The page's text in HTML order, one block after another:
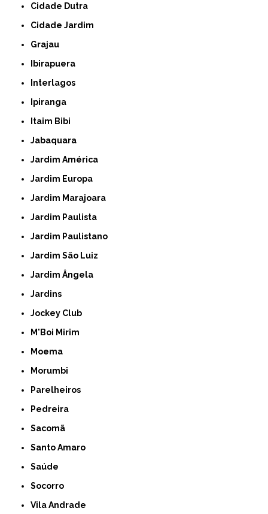
Cidade Dutra
Cidade Jardim
Grajau
Ibirapuera
Interlagos
Ipiranga
Itaim Bibi
Jabaquara
Jardim América
Jardim Europa
Jardim Marajoara
Jardim Paulista
Jardim Paulistano
Jardim São Luiz
Jardim Ângela
Jardins
Jockey Club
M'Boi Mirim
Moema
Morumbi
Parelheiros
Pedreira
Sacomã
Santo Amaro
Saúde
Socorro
Vila Andrade